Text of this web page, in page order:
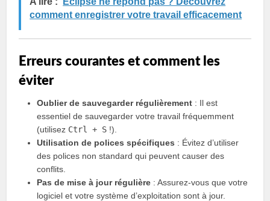
comment enregistrer votre travail efficacement
Erreurs courantes et comment les
éviter
Oublier de sauvegarder régulièrement : Il est
essentiel de sauvegarder votre travail fréquemment
(utilisez Ctrl + S !).
Utilisation de polices spécifiques : Évitez d’utiliser
des polices non standard qui peuvent causer des
conflits.
Pas de mise à jour régulière : Assurez-vous que votre
logiciel et votre système d’exploitation sont à jour.